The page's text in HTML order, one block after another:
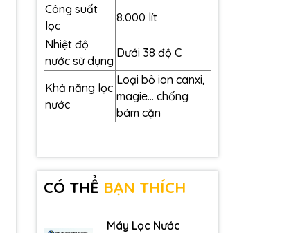
Công suất
lọc
8.000 lít
Nhiệt độ
nước sử dụng
Dưới 38 độ C
Khả năng lọc
nước
Loại bỏ ion canxi,
magie... chống
bám cặn
CÓ THỂ BẠN THÍCH
Máy Lọc Nước